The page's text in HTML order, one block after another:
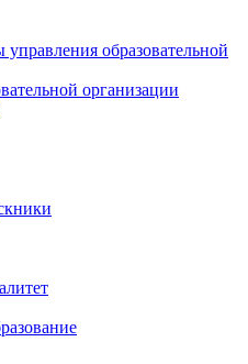
образовательной
организации